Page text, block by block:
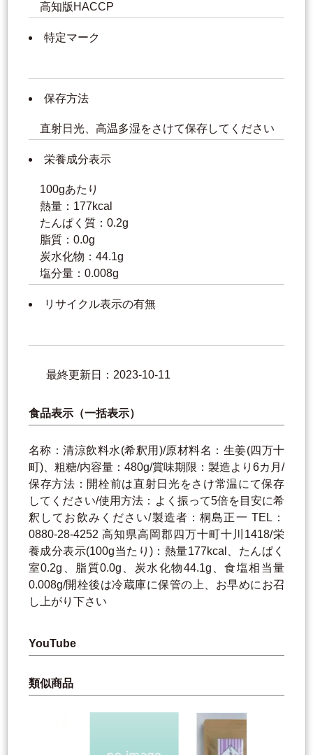
高知版HACCP
特定マーク
保存方法
直射日光、高温多湿をさけて保存してください
栄養成分表示
100gあたり
熱量：177kcal
たんぱく質：0.2g
脂質：0.0g
炭水化物：44.1g
塩分量：0.008g
リサイクル表示の有無
最終更新日：2023-10-11
食品表示（一括表示）
名称：清涼飲料水(希釈用)/原材料名：生姜(四万十
町)、粗糖/内容量：480g/賞味期限：製造より6カ月/
保存方法：開栓前は直射日光をさけ常温にて保存
してください/使用方法：よく振って5倍を目安に希
釈してお飲みください/製造者：桐島正一 TEL：
0880-28-4252 高知県高岡郡四万十町十川1418/栄
養成分表示(100g当たり)：熱量177kcal、たんぱく
室0.2g、脂質0.0g、炭水化物44.1g、食塩相当量
0.008g/開栓後は冷蔵庫に保管の上、お早めにお召
し上がり下さい
YouTube
類似商品